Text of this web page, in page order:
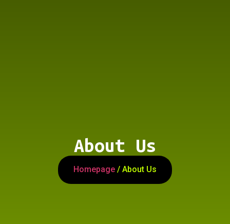
About Us
Homepage / About Us